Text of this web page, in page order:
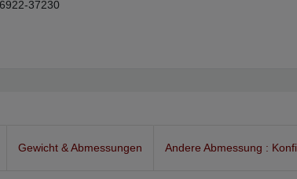
37230
Gewicht & Abmessungen Andere Abmessung :